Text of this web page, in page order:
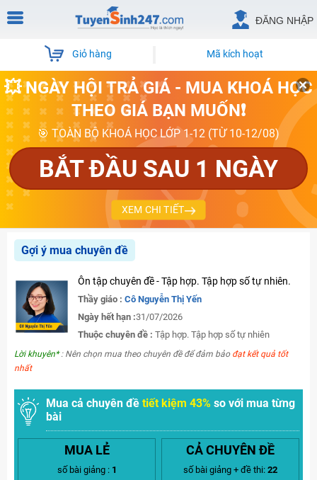
ĐĂNG NHẬP
Giỏ hàng Mã kích hoạt
💥 NGÀY HỘI TRẢ GIÁ - MUA KHOÁ HỌC
THEO GIÁ BẠN MUỐN❗
🎯 TOÀN BỘ KHOÁ HỌC LỚP 1-12 (TỪ 10-12/08)
BẮT ĐẦU SAU 1 NGÀY
XEM CHI TIẾT
Gợi ý mua chuyên đề
Ôn tập chuyên đề - Tập hợp. Tập hợp số tự nhiên.
Thầy giáo : Cô Nguyễn Thị Yến
Ngày hết hạn :31/07/2026
Thuộc chuyên đề : Tập hợp. Tập hợp số tự nhiên
Lời khuyên*: Nên chọn mua theo chuyên đề để đảm bảo đạt kết quả tốt
nhất
Mua cả chuyên đề tiết kiệm 43% so với mua từng
bài
MUA LẺ
số bài giảng : 1
CẢ CHUYÊN ĐỀ
số bài giảng + đề thi: 22